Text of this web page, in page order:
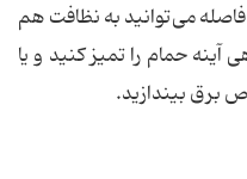
فاصله می‌توانید به نظافت هم
آینه حمام را تمیز کنید و یا
برق بیندازید.